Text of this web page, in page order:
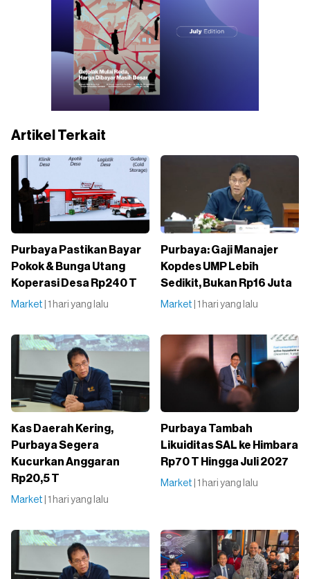
Artikel Terkait
Purbaya Pastikan Bayar
Pokok & Bunga Utang
Koperasi Desa Rp240 T
Market | 1 hari yang lalu
Purbaya: Gaji Manajer
Kopdes UMP Lebih
Sedikit, Bukan Rp16 Juta
Market | 1 hari yang lalu
Kas Daerah Kering,
Purbaya Segera
Kucurkan Anggaran
Rp20,5 T
Market | 1 hari yang lalu
Purbaya Tambah
Likuiditas SAL ke Himbara
Rp70 T Hingga Juli 2027
Market | 1 hari yang lalu